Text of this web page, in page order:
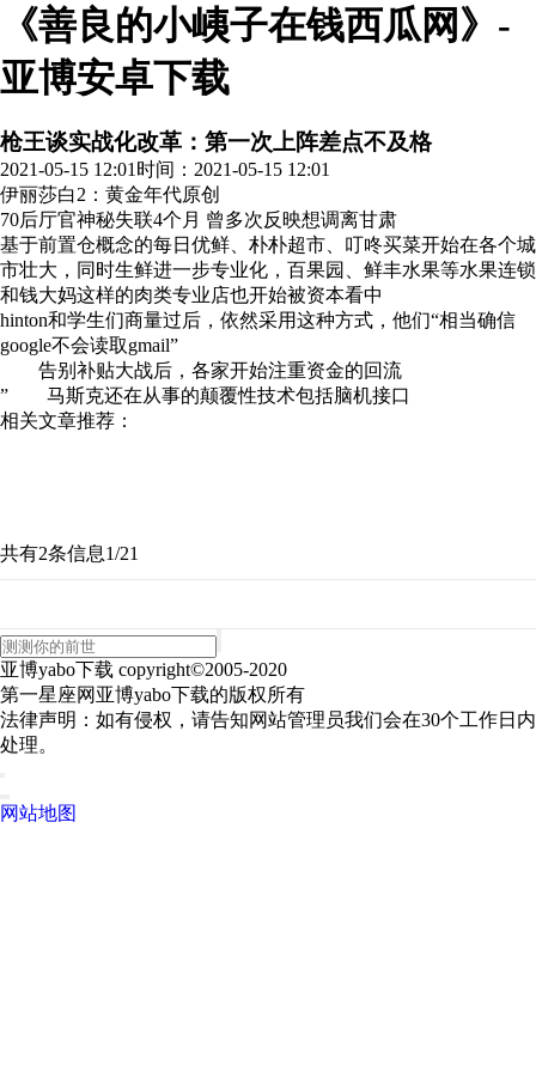
《善良的小峓子在钱西瓜网》-
亚博安卓下载
枪王谈实战化改革：第一次上阵差点不及格
2021-05-15 12:01 时间：2021-05-15 12:01
伊丽莎白2：黄金年代原创
70后厅官神秘失联4个月 曾多次反映想调离甘肃
基于前置仓概念的每日优鲜、朴朴超市、叮咚买菜开始在各个城
市壮大，同时生鲜进一步专业化，百果园、鲜丰水果等水果连锁
和钱大妈这样的肉类专业店也开始被资本看中
hinton和学生们商量过后，依然采用这种方式，他们“相当确信
google不会读取gmail”
告别补贴大战后，各家开始注重资金的回流
” 马斯克还在从事的颠覆性技术包括脑机接口
相关文章推荐：
共有2条信息1/21
亚博yabo下载 copyright©2005-2020
第一星座网亚博yabo下载的版权所有
法律声明：如有侵权，请告知网站管理员我们会在30个工作日内
处理。
网站地图